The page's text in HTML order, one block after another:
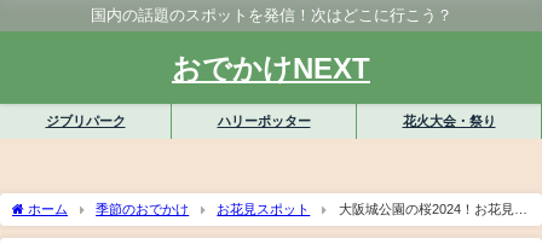
国内の話題のスポットを発信！次はどこに行こう？
おでかけNEXT
ジブリパーク ハリーポッター 花火大会・祭り
ホーム 季節のおでかけ お花見スポット
大阪城公園の桜2024！お花見の
混雑状況や穴場スポット５選！